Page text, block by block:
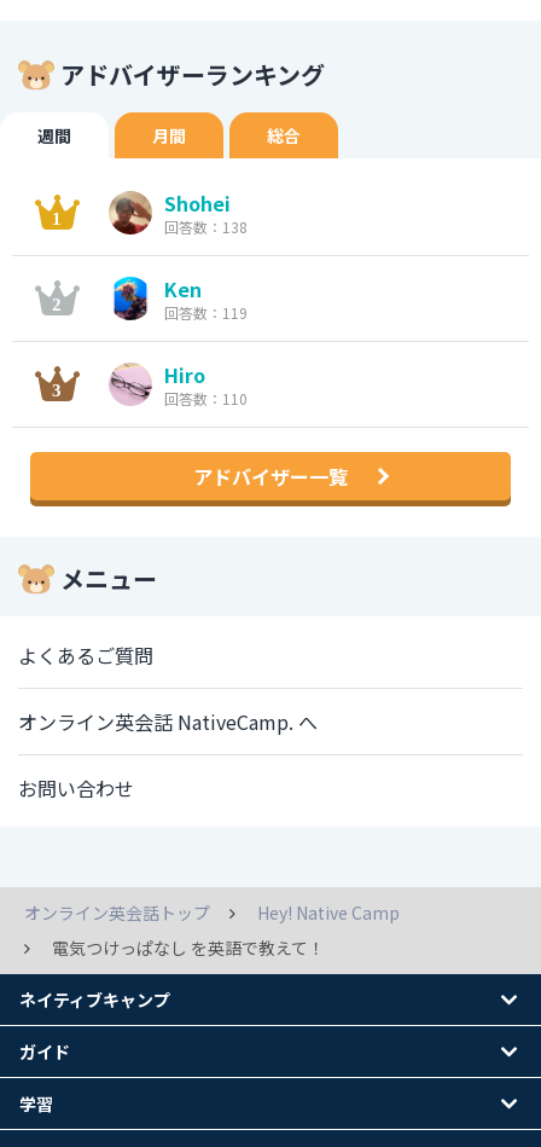
アドバイザーランキング
週間 月間 総合
Shohei
回答数：138
Ken
回答数：119
Hiro
回答数：110
アドバイザー一覧
メニュー
よくあるご質問
オンライン英会話 NativeCamp. へ
お問い合わせ
オンライン英会話トップ
Hey! Native Camp
電気つけっぱなし を英語で教えて！
ネイティブキャンプ
ガイド
学習